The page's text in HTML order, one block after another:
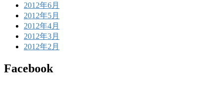
2012年6月
2012年5月
2012年4月
2012年3月
2012年2月
Facebook